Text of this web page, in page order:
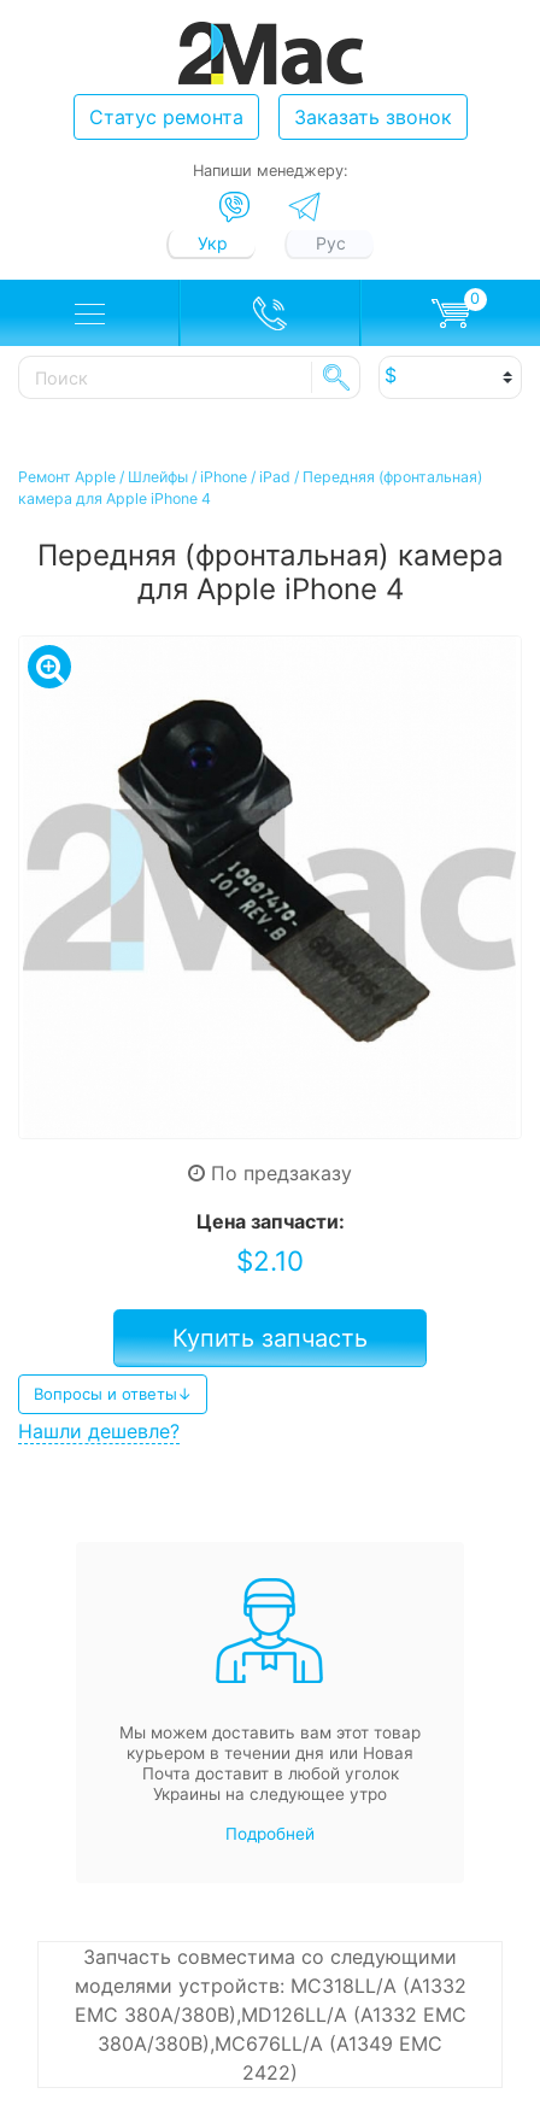
Статус ремонта Заказать звонок
Напиши менеджеру:
Укр Рус
0
Ремонт Apple / Шлейфы / iPhone / iPad / Передняя (фронтальная)
камера для Apple iPhone 4
Передняя (фронтальная) камера
для Apple iPhone 4
По предзаказу
Цена запчасти:
$2.10
Купить запчасть
Вопросы и ответы↓
Нашли дешевле?
Мы можем доставить вам этот товар
курьером в течении дня или Новая
Почта доставит в любой уголок
Украины на следующее утро
Подробней
Запчасть совместима со следующими
моделями устройств: MC318LL/A (A1332
EMC 380A/380B),MD126LL/A (A1332 EMC
380A/380B),MC676LL/A (A1349 EMC
2422)